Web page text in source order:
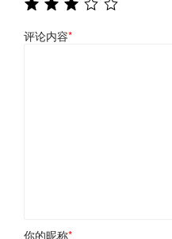
评论内容*
你的昵称*